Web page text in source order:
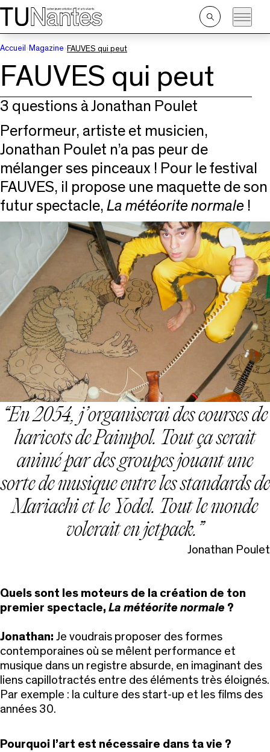
Passer directement à la navigation
Passer directement au contenu principal
Ouvrir
la
Accueil
Magazine FAUVES qui peut
FAUVES qui peut
3 questions à Jonathan Poulet
Performeur, artiste et musicien,
Jonathan Poulet n’a pas peur de
mélanger ses pinceaux ! Pour le festival
FAUVES, il propose une maquette de son
futur spectacle, La météorite normale !
En 2054, j’organiserai des courses de
haricots de Paimpol. Tout ça serait
animé par des groupes jouant une
sorte de musique entre les standards de
Mariachi et le Yodel. Tout le monde
volerait en jetpack.
Jonathan Poulet
Quels sont les moteurs de la création de ton
premier spectacle, La météorite normale ?
Jonathan: Je voudrais proposer des formes
contemporaines où se mêlent performance et
musique dans un registre absurde, en imaginant des
liens capillotractés entre des éléments très éloignés.
Par exemple : la culture des start-up et les films des
années 30.
Pourquoi l’art est nécessaire dans ta vie ?